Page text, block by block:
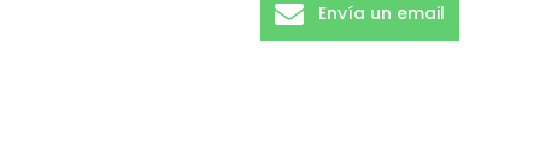
Envía un email